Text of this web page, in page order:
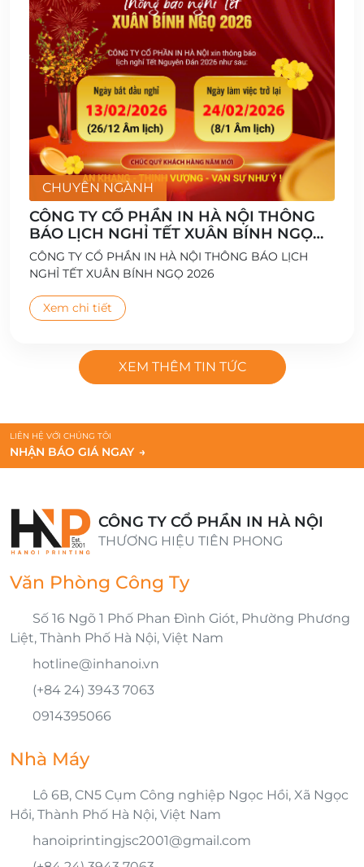
CHUYÊN NGÀNH
CÔNG TY CỔ PHẦN IN HÀ NỘI THÔNG
BÁO LỊCH NGHỈ TẾT XUÂN BÍNH NGỌ
2026
CÔNG TY CỔ PHẦN IN HÀ NỘI THÔNG BÁO LỊCH
NGHỈ TẾT XUÂN BÍNH NGỌ 2026
Xem chi tiết
XEM THÊM TIN TỨC
LIÊN HỆ VỚI CHÚNG TÔI
NHẬN BÁO GIÁ NGAY →
CÔNG TY CỔ PHẦN IN HÀ NỘI
THƯƠNG HIỆU TIÊN PHONG
Văn Phòng Công Ty
Số 16 Ngõ 1 Phố Phan Đình Giót, Phường Phương
Liệt, Thành Phố Hà Nội, Việt Nam
hotline@inhanoi.vn
(+84 24) 3943 7063
0914395066
Nhà Máy
Lô 6B, CN5 Cụm Công nghiệp Ngọc Hồi, Xã Ngọc
Hồi, Thành Phố Hà Nội, Việt Nam
hanoiprintingjsc2001@gmail.com